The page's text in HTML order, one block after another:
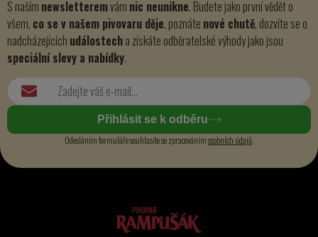
S naším newsletteremvám nic neunikne. Budete jako první vědět o
všem, co se v našem pivovaru děje, poznáte nové chutě, dozvíte se o
nadcházejících událostecha získáte odběratelské výhody jako jsou
speciální slevy a nabídky.
Přihlásit se k odběru
Odesláním formuláře souhlasíte se zpracovánímosobních údajů